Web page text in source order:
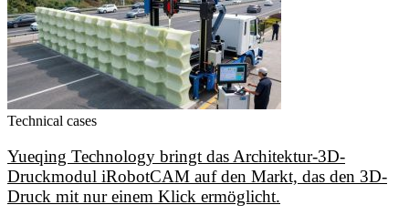
Technical cases
Yueqing Technology bringt das Architektur-3D-
Druckmodul iRobotCAM auf den Markt, das den 3D-
Druck mit nur einem Klick ermöglicht.